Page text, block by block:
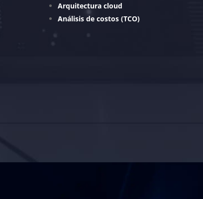
Arquitectura cloud
Análisis de costos (TCO)